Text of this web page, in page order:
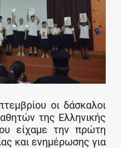
οι δάσκαλοι
της Ελληνικής
είχαμε την πρώτη
και ενημέρωσης για